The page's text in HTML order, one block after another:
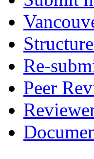
Re-
Peer